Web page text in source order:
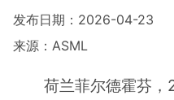
发布日期：2026-04-23
来源：ASML
荷兰菲尔德霍芬